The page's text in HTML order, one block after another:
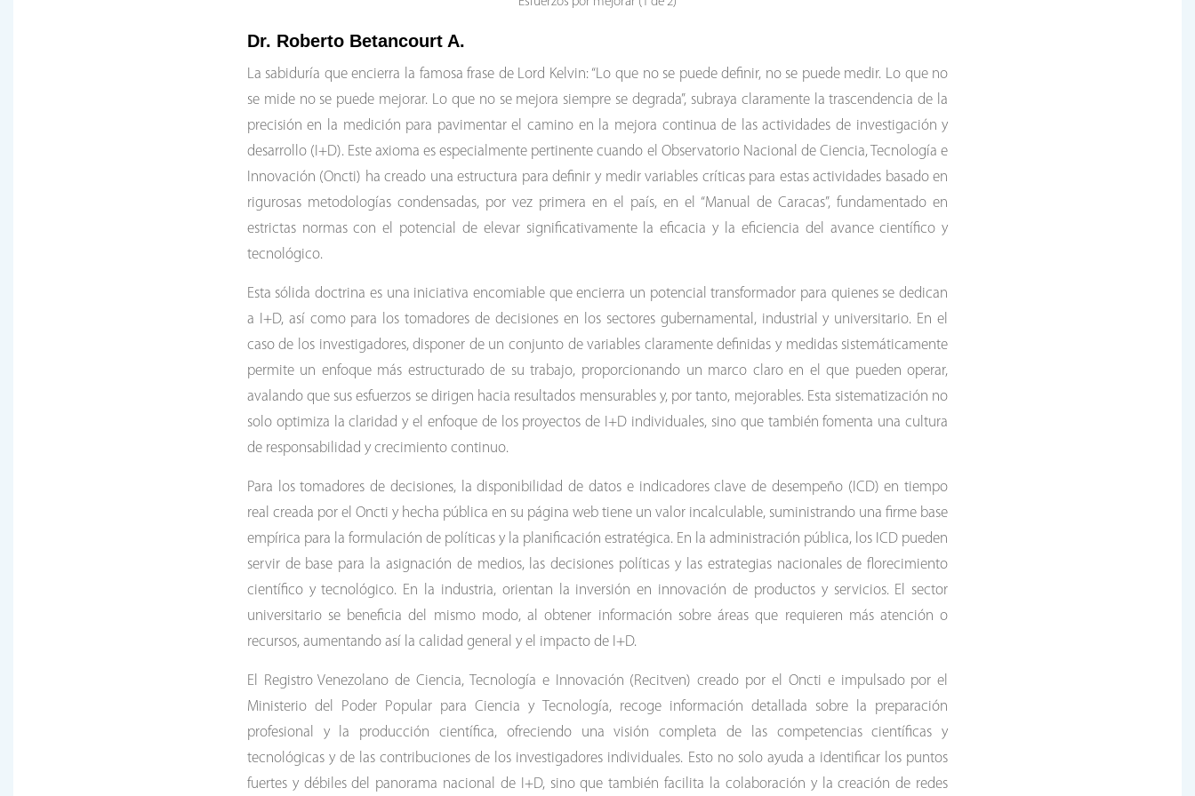
Dr. Roberto Betancourt A.
La sabiduría que encierra la famosa frase de Lord Kelvin: “Lo que no se puede definir, no se puede medir. Lo que no
se mide no se puede mejorar. Lo que no se mejora siempre se degrada”, subraya claramente la trascendencia de la
precisión en la medición para pavimentar el camino en la mejora continua de las actividades de investigación y
desarrollo (I+D). Este axioma es especialmente pertinente cuando el Observatorio Nacional de Ciencia, Tecnología e
Innovación (Oncti) ha creado una estructura para definir y medir variables críticas para estas actividades basado en
rigurosas metodologías condensadas, por vez primera en el país, en el “Manual de Caracas”, fundamentado en
estrictas normas con el potencial de elevar significativamente la eficacia y la eficiencia del avance científico y
tecnológico.
Esta sólida doctrina es una iniciativa encomiable que encierra un potencial transformador para quienes se dedican
a I+D, así como para los tomadores de decisiones en los sectores gubernamental, industrial y universitario. En el
caso de los investigadores, disponer de un conjunto de variables claramente definidas y medidas sistemáticamente
permite un enfoque más estructurado de su trabajo, proporcionando un marco claro en el que pueden operar,
avalando que sus esfuerzos se dirigen hacia resultados mensurables y, por tanto, mejorables. Esta sistematización no
solo optimiza la claridad y el enfoque de los proyectos de I+D individuales, sino que también fomenta una cultura
de responsabilidad y crecimiento continuo.
Para los tomadores de decisiones, la disponibilidad de datos e indicadores clave de desempeño (ICD) en tiempo
real creada por el Oncti y hecha pública en su página web tiene un valor incalculable, suministrando una firme base
empírica para la formulación de políticas y la planificación estratégica. En la administración pública, los ICD pueden
servir de base para la asignación de medios, las decisiones políticas y las estrategias nacionales de florecimiento
científico y tecnológico. En la industria, orientan la inversión en innovación de productos y servicios. El sector
universitario se beneficia del mismo modo, al obtener información sobre áreas que requieren más atención o
recursos, aumentando así la calidad general y el impacto de I+D.
El Registro Venezolano de Ciencia, Tecnología e Innovación (Recitven) creado por el Oncti e impulsado por el
Ministerio del Poder Popular para Ciencia y Tecnología, recoge información detallada sobre la preparación
profesional y la producción científica, ofreciendo una visión completa de las competencias científicas y
tecnológicas y de las contribuciones de los investigadores individuales. Esto no solo ayuda a identificar los puntos
fuertes y débiles del panorama nacional de I+D, sino que también facilita la colaboración y la creación de redes